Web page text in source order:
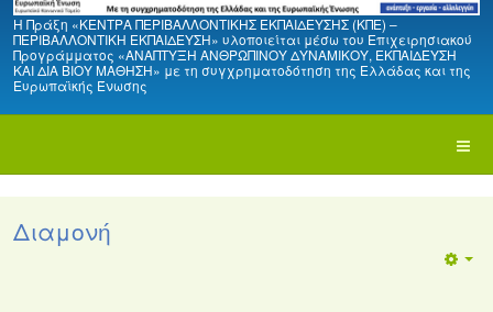
Η Πράξη «ΚΕΝΤΡΑ ΠΕΡΙΒΑΛΛΟΝΤΙΚΗΣ ΕΚΠΑΙΔΕΥΣΗΣ (ΚΠΕ) –
ΠΕΡΙΒΑΛΛΟΝΤΙΚΗ ΕΚΠΑΙΔΕΥΣΗ» υλοποιείται μέσω του Επιχειρησιακού
Προγράμματος «ΑΝΑΠΤΥΞΗ ΑΝΘΡΩΠΙΝΟΥ ΔΥΝΑΜΙΚΟΥ, ΕΚΠΑΙΔΕΥΣΗ
ΚΑΙ ΔΙΑ ΒΙΟΥ ΜΑΘΗΣΗ» με τη συγχρηματοδότηση της Ελλάδας και της
Ευρωπαϊκής Ένωσης
Διαμονή